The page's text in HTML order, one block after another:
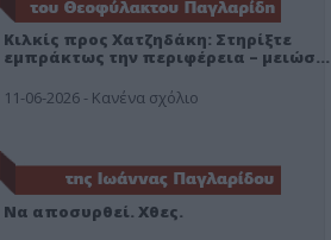
Κιλκίς προς Χατζηδάκη: Στηρίξτε
εμπράκτως την περιφέρεια – μειώσ…
11-06-2026 - Κανένα σχόλιο
Να αποσυρθεί. Χθες.